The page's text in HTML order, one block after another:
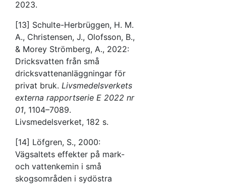
2023.
[13] Schulte-Herbrüggen, H. M.
A., Christensen, J., Olofsson, B.,
& Morey Strömberg, A., 2022:
Dricksvatten från små
dricksvattenanläggningar för
privat bruk. Livsmedelsverkets
externa rapportserie E 2022 nr
01, 1104–7089.
Livsmedelsverket, 182 s.
[14] Löfgren, S., 2000:
Vägsaltets effekter på mark-
och vattenkemin i små
skogsområden i sydöstra